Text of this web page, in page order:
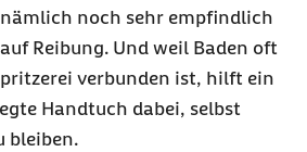
noch sehr empfindlich
Reibung. Und weil Baden oft
verbunden ist, hilft ein
Handtuch dabei, selbst
bleiben.